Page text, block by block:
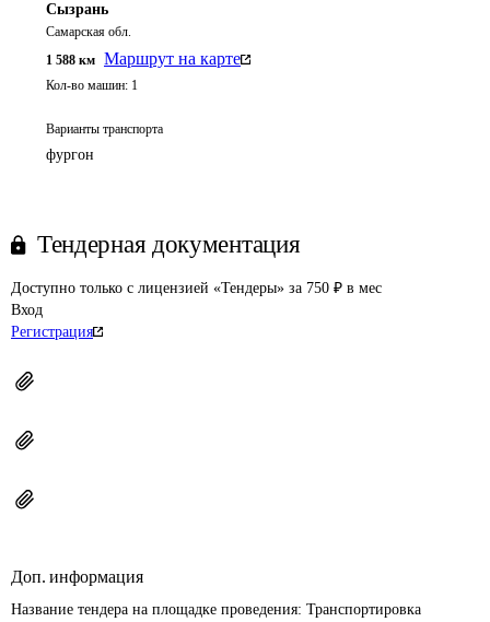
Сызрань
Самарская обл.
1 588 км Маршрут на карте
Кол-во машин: 1
Варианты транспорта
фургон
Тендерная документация
Доступно только с лицензией «Тендеры» за 750 ₽ в мес
Вход
Регистрация
Доп. информация
Название тендера на площадке проведения: Транспортировка